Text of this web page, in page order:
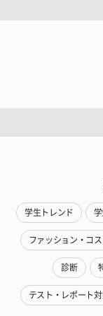
学生トレンド
ファッション・コス
診断
テスト・レポート